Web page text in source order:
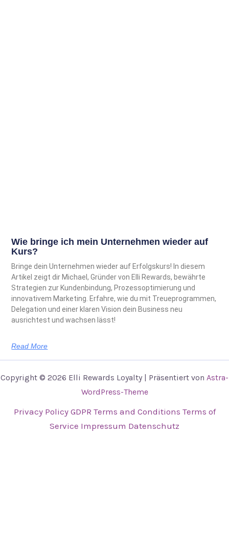
Wie bringe ich mein Unternehmen wieder auf
Kurs?
Bringe dein Unternehmen wieder auf Erfolgskurs! In diesem
Artikel zeigt dir Michael, Gründer von Elli Rewards, bewährte
Strategien zur Kundenbindung, Prozessoptimierung und
innovativem Marketing. Erfahre, wie du mit Treueprogrammen,
Delegation und einer klaren Vision dein Business neu
ausrichtest und wachsen lässt!
Read More
Copyright © 2026 Elli Rewards Loyalty | Präsentiert von Astra-
WordPress-Theme
Privacy Policy GDPR Terms and Conditions Terms of
Service Impressum Datenschutz